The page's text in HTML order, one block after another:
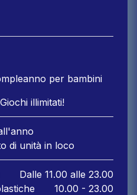
per bambini
illimitati!
di unità in loco
Dalle 11.00 alle 23.00
10.00 - 23.00